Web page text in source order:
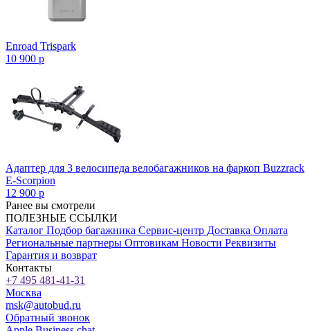
Enroad Trispark
10 900 p
Адаптер для 3 велосипеда велобагажников на фаркоп Buzzrack
E-Scorpion
12 900 p
Ранее вы смотрели
ПОЛЕЗНЫЕ ССЫЛКИ
Каталог Подбор багажника Сервис-центр Доставка Оплата
Региональные партнеры Оптовикам Новости Реквизиты
Гарантия и возврат
Контакты
+7 495 481-41-31
Москва
msk@autobud.ru
Обратный звонок